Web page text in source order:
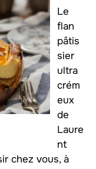
Le
flan
pâtis
sier
ultra
crém
eux
de
Laure
nt
chez vous, à